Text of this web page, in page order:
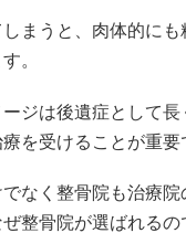
まうと、肉体的にも
。
ジは後遺症として長
を受けることが重要
なく整骨院も治療
整骨院が選ばれるの